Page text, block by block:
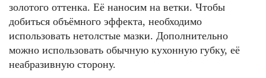
золотого оттенка. Её наносим на ветки. Чтобы
добиться объёмного эффекта, необходимо
использовать нетолстые мазки. Дополнительно
можно использовать обычную кухонную губку, её
неабразивную сторону.